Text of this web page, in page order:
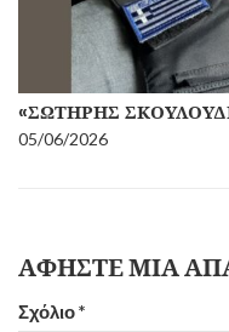
«ΣΩΤΉΡΗΣ
05/06/2026
ΑΦΉΣΤΕ ΜΙΑ
Σχόλιο*